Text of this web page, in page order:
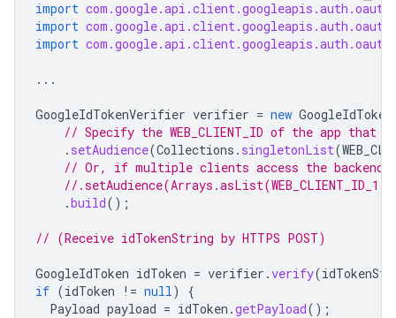
import
import
import
...
GoogleIdTokenVerifier verifier = new
// Specify the WEB_CLIENT_ID of the app that
. setAudience(Collections . singletonList(
// Or, if multiple clients access the backend:
//.setAudience(Arrays.asList(WEB_CLIENT_ID_1,
.build();
// (Receive idTokenString by HTTPS POST)
GoogleIdToken idToken = verifier .verify(
if (idToken != null)
{
Payload payload = idToken .getPayload();